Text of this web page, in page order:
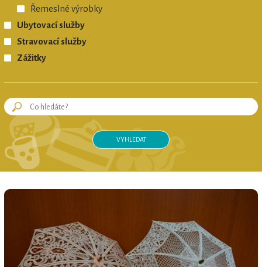
Řemeslné výrobky
Ubytovací služby
Stravovací služby
Zážitky